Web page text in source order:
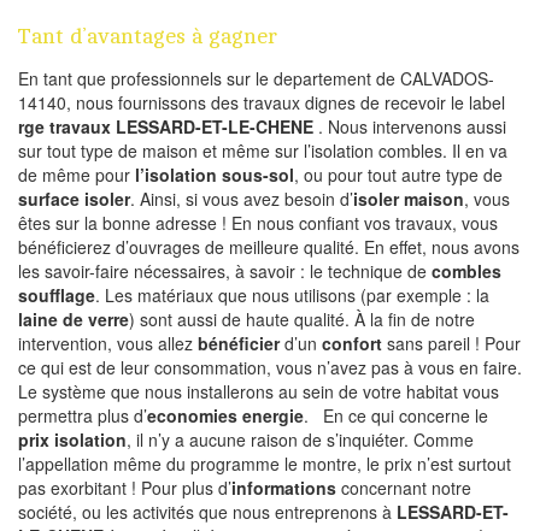
Tant d’avantages à gagner
En tant que professionnels sur le departement de CALVADOS-
14140, nous fournissons des travaux dignes de recevoir le label
rge travaux LESSARD-ET-LE-CHENE . Nous intervenons aussi
sur tout type de maison et même sur l’isolation combles. Il en va
de même pour l’isolation sous-sol, ou pour tout autre type de
surface isoler. Ainsi, si vous avez besoin d’isoler maison, vous
êtes sur la bonne adresse ! En nous confiant vos travaux, vous
bénéficierez d’ouvrages de meilleure qualité. En effet, nous avons
les savoir-faire nécessaires, à savoir : le technique de combles
soufflage. Les matériaux que nous utilisons (par exemple : la
laine de verre) sont aussi de haute qualité. À la fin de notre
intervention, vous allez bénéficierd’un confort sans pareil ! Pour
ce qui est de leur consommation, vous n’avez pas à vous en faire.
Le système que nous installerons au sein de votre habitat vous
permettra plus d’economies energie. En ce qui concerne le
prix isolation, il n’y a aucune raison de s’inquiéter. Comme
l’appellation même du programme le montre, le prix n’est surtout
pas exorbitant ! Pour plus d’informations concernant notre
société, ou les activités que nous entreprenons à LESSARD-ET-